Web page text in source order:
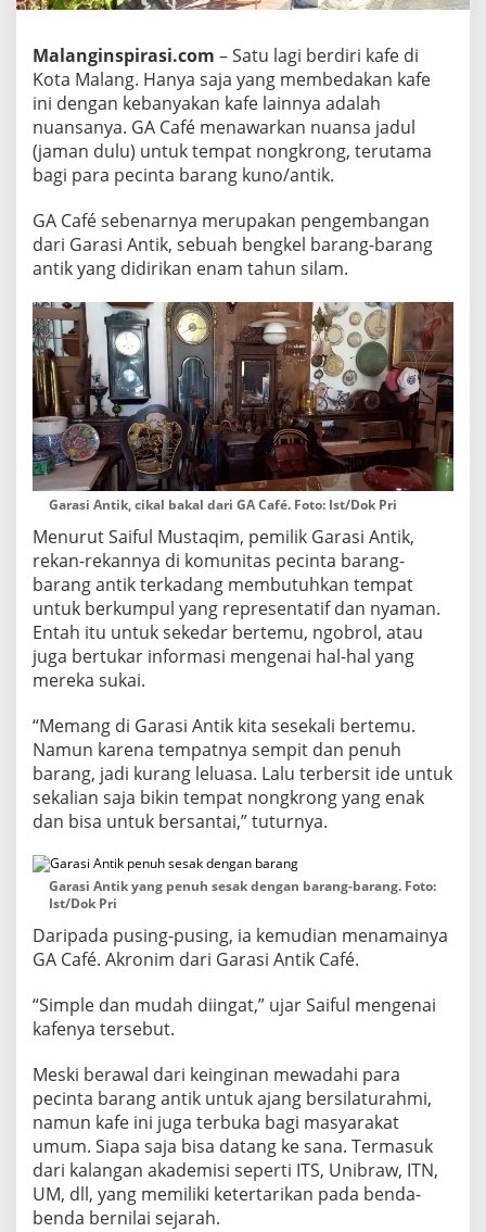
n
k
r
o
g
e
n
g
n
N
u
a
n
s
J
a
d
u
l
Malanginspirasi.com – Satu lagi berdiri kafe di
Kota Malang. Hanya saja yang membedakan kafe
ini dengan kebanyakan kafe lainnya adalah
nuansanya. GA Café menawarkan nuansa jadul
(jaman dulu) untuk tempat nongkrong, terutama
bagi para pecinta barang kuno/antik.
GA Café sebenarnya merupakan pengembangan
dari Garasi Antik, sebuah bengkel barang-barang
antik yang didirikan enam tahun silam.
Garasi Antik, cikal bakal dari GA Café. Foto: Ist/Dok Pri
Menurut Saiful Mustaqim, pemilik Garasi Antik,
rekan-rekannya di komunitas pecinta barang-
barang antik terkadang membutuhkan tempat
untuk berkumpul yang representatif dan nyaman.
Entah itu untuk sekedar bertemu, ngobrol, atau
juga bertukar informasi mengenai hal-hal yang
mereka sukai.
“Memang di Garasi Antik kita sesekali bertemu.
Namun karena tempatnya sempit dan penuh
barang, jadi kurang leluasa. Lalu terbersit ide untuk
sekalian saja bikin tempat nongkrong yang enak
dan bisa untuk bersantai,” tuturnya.
Garasi Antik yang penuh sesak dengan barang-barang. Foto:
Ist/Dok Pri
Daripada pusing-pusing, ia kemudian menamainya
GA Café. Akronim dari Garasi Antik Café.
“Simple dan mudah diingat,” ujar Saiful mengenai
kafenya tersebut.
Meski berawal dari keinginan mewadahi para
pecinta barang antik untuk ajang bersilaturahmi,
namun kafe ini juga terbuka bagi masyarakat
umum. Siapa saja bisa datang ke sana. Termasuk
dari kalangan akademisi seperti ITS, Unibraw, ITN,
UM, dll, yang memiliki ketertarikan pada benda-
benda bernilai sejarah.